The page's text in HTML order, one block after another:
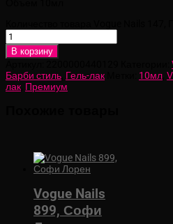
В корзину
Барби стиль Гель-лак 10мл
лак Премиум
Vogue Nails
899, Софи